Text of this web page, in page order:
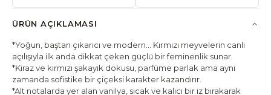
ÜRÜN AÇIKLAMASI
*Yoğun, baştan çıkarıcı ve modern… Kırmızı meyvelerin canlı
açılışıyla ilk anda dikkat çeken güçlü bir feminenlik sunar.
*Kiraz ve kırmızı şakayık dokusu, parfüme parlak ama aynı
zamanda sofistike bir çiçeksi karakter kazandırır.
*Alt notalarda yer alan vanilya, sıcak ve kalıcı bir iz bırakarak